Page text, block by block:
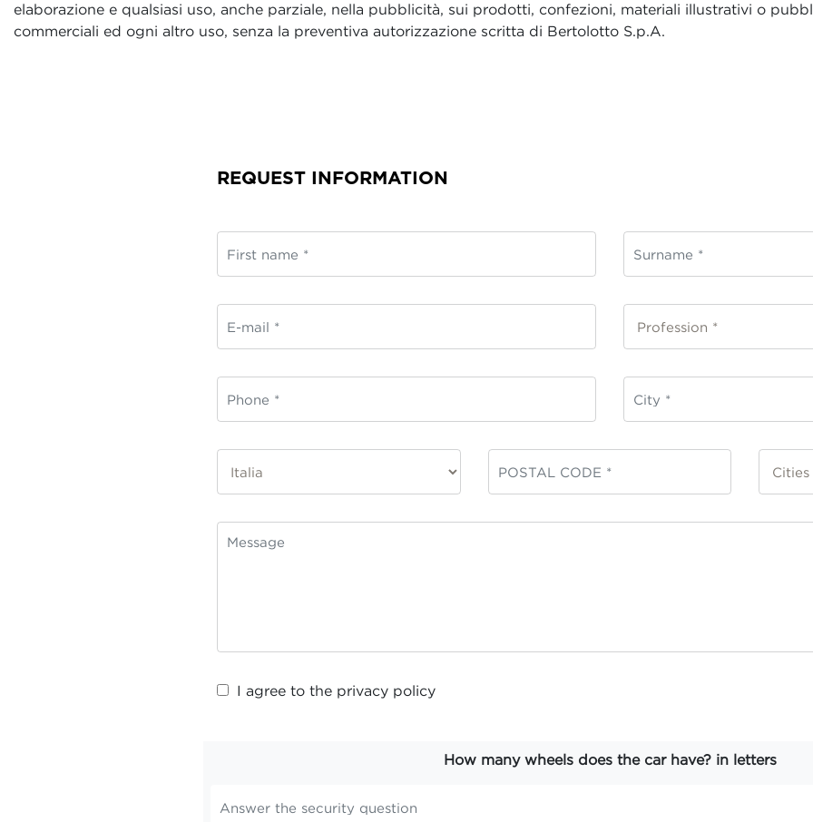
elaborazione e qualsiasi uso, anche parziale, nella pubblicità, sui prodotti, confezioni, materiali illustrativi o
commerciali ed ogni altro uso, senza la preventiva autorizzazione scritta di Bertolotto S.p.A.
REQUEST INFORMATION
I agree to the privacy policy
How many wheels does the car have? in letters